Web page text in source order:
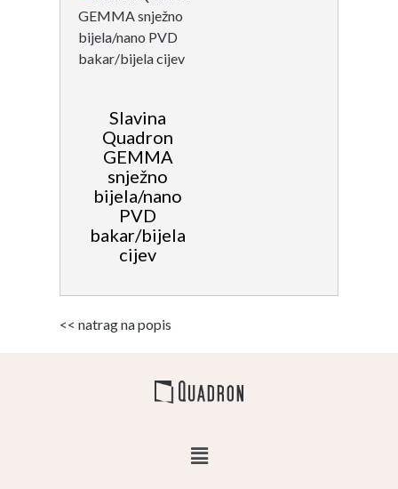
Slavina
Quadron
GEMMA
snježno
bijela/nano
PVD
bakar/bijela
cijev
<< natrag na popis